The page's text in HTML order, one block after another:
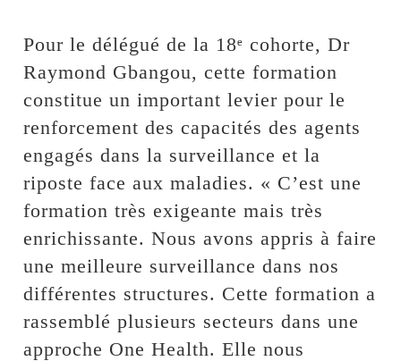
Pour le délégué de la 18ᵉ cohorte, Dr
Raymond Gbangou, cette formation
constitue un important levier pour le
renforcement des capacités des agents
engagés dans la surveillance et la
riposte face aux maladies. « C’est une
formation très exigeante mais très
enrichissante. Nous avons appris à faire
une meilleure surveillance dans nos
différentes structures. Cette formation a
rassemblé plusieurs secteurs dans une
approche One Health. Elle nous